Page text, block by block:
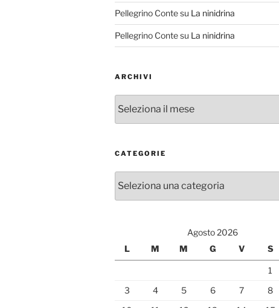
Pellegrino Contesu La ninidrina
Pellegrino Contesu La ninidrina
ARCHIVI
CATEGORIE
Agosto 2026
L
M M G V S
1
3
4 5 6 7 8